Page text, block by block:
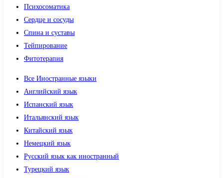
Психосоматика
Сердце и сосуды
Спина и суставы
Тейпирование
Фитотерапия
Все Иностранные языки
Английский язык
Испанский язык
Итальянский язык
Китайский язык
Немецкий язык
Русский язык как иностранный
Турецкий язык